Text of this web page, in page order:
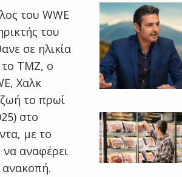
του WWE
του
σε ηλικία
TMZ, ο
Χαλκ
το πρωί
στο
με το
αναφέρει
ανακοπή.